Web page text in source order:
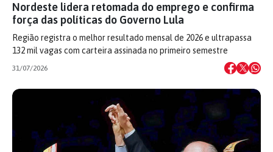
Nordeste lidera retomada do emprego e confirma
força das políticas do Governo Lula
Região registra o melhor resultado mensal de 2026 e ultrapassa
132 mil vagas com carteira assinada no primeiro semestre
31/07/2026